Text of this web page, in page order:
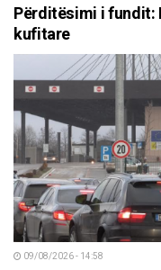
Përditësimi i fundit:
kufitare
09/08/2026 - 14:58